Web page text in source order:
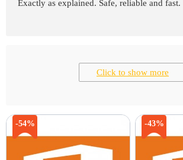
Exactly as explained. Safe, reliable and fast.
Click to show more
-54% -43%